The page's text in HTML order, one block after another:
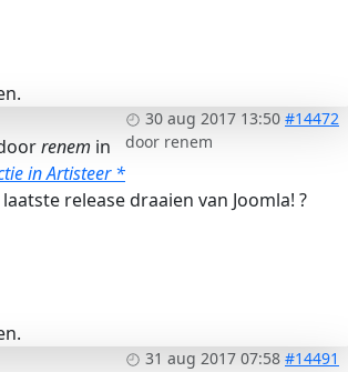
30 aug 2017 13:50 #14472
door renem
renem in
in Artisteer *
release draaien van Joomla! ?
31 aug 2017 07:58 #14491